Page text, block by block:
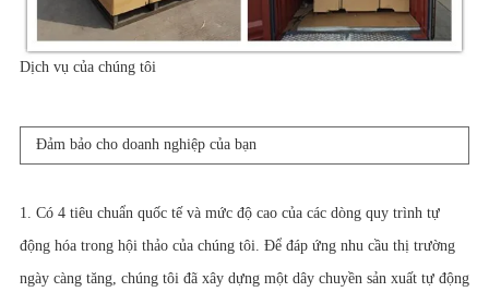
Dịch vụ của chúng tôi
Đảm bảo cho doanh nghiệp của bạn
1. Có 4 tiêu chuẩn quốc tế và mức độ cao của các dòng quy trình tự
động hóa trong hội thảo của chúng tôi. Để đáp ứng nhu cầu thị trường
ngày càng tăng, chúng tôi đã xây dựng một dây chuyền sản xuất tự động